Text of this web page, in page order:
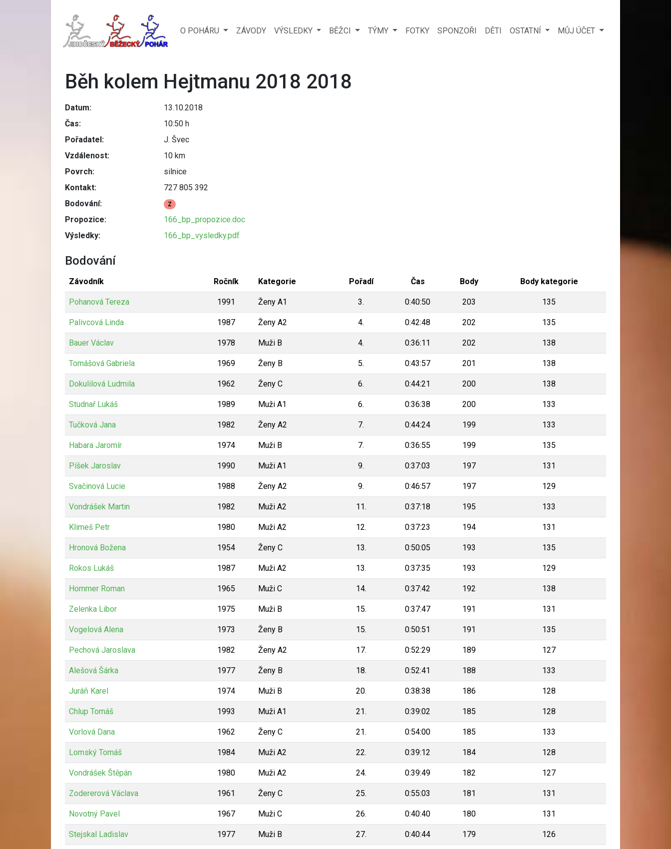
O POHÁRU ZÁVODY VÝSLEDKY BĚŽCI TÝMY FOTKY SPONZOŘI DĚTI OSTATNÍ MŮJ ÚČET
Běh kolem Hejtmanu 2018 2018
Datum:
13.10.2018
Čas:
10:50 h
Pořadatel:
J. Švec
Vzdálenost:
10 km
Povrch:
silnice
Kontakt:
727 805 392
Bodování:
Z
Propozice:
166_bp_propozice.doc
Výsledky:
166_bp_vysledky.pdf
Bodování
Závodník Ročník Kategorie Pořadí Čas Body Body kategorie
Pohanová Tereza 1991 Ženy A1 3. 0:40:50 203 135
Palivcová Linda 1987 Ženy A2 4. 0:42:48 202 135
Bauer Václav 1978 Muži B 4. 0:36:11 202 138
Tomášová Gabriela 1969 Ženy B 5. 0:43:57 201 138
Dokulilová Ludmila 1962 Ženy C 6. 0:44:21 200 138
Studnař Lukáš 1989 Muži A1 6. 0:36:38 200 133
Tučková Jana 1982 Ženy A2 7. 0:44:24 199 133
Habara Jaromír 1974 Muži B 7. 0:36:55 199 135
Píšek Jaroslav 1990 Muži A1 9. 0:37:03 197 131
Svačinová Lucie 1988 Ženy A2 9. 0:46:57 197 129
Vondrášek Martin 1982 Muži A2 11. 0:37:18 195 133
Klimeš Petr 1980 Muži A2 12. 0:37:23 194 131
Hronová Božena 1954 Ženy C 13. 0:50:05 193 135
Rokos Lukáš 1987 Muži A2 13. 0:37:35 193 129
Hommer Roman 1965 Muži C 14. 0:37:42 192 138
Zelenka Libor 1975 Muži B 15. 0:37:47 191 131
Vogelová Alena 1973 Ženy B 15. 0:50:51 191 135
Pechová Jaroslava 1982 Ženy A2 17. 0:52:29 189 127
Alešová Šárka 1977 Ženy B 18. 0:52:41 188 133
Juráň Karel 1974 Muži B 20. 0:38:38 186 128
Chlup Tomáš 1993 Muži A1 21. 0:39:02 185 128
Vorlová Dana 1962 Ženy C 21. 0:54:00 185 133
Lomský Tomáš 1984 Muži A2 22. 0:39:12 184 128
Vondrášek Štěpán 1980 Muži A2 24. 0:39:49 182 127
Zodererová Václava 1961 Ženy C 25. 0:55:03 181 131
Novotný Pavel 1967 Muži C 26. 0:40:40 180 131
Stejskal Ladislav 1977 Muži B 27. 0:40:44 179 126